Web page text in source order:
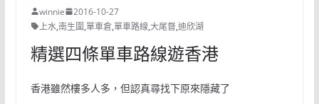
winnie
2016-10-27
上水,南生圍,單車倉,單車路線,大尾督,迪欣湖
精選四條單車路線遊香港
香港雖然樓多人多，但認真尋找下原來隱藏了